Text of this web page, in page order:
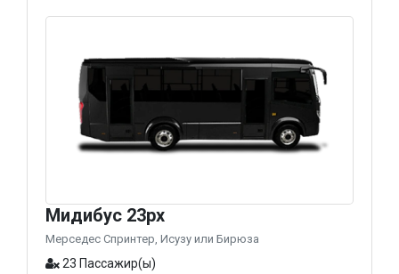
Мидибус 23px
Мерседес Спринтер, Исузу или Бирюза
23 Пассажир(ы)